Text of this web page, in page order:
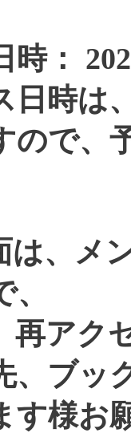
：
日時は
ので、
、メ
再アク
、ブッ
す様お